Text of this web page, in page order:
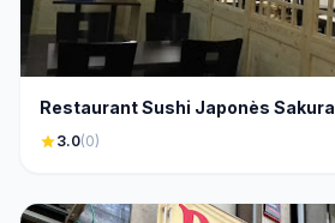
Restaurant Sushi Japonès Sakura
star3.0(0)